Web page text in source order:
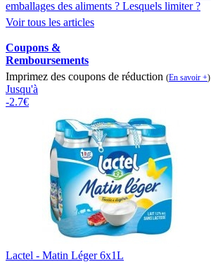
emballages des aliments ? Lesquels limiter ?
Voir tous les articles
Coupons &
Remboursements
Imprimez des coupons de réduction (En savoir +)
Jusqu'à
-2.7€
Lactel - Matin Léger 6x1L